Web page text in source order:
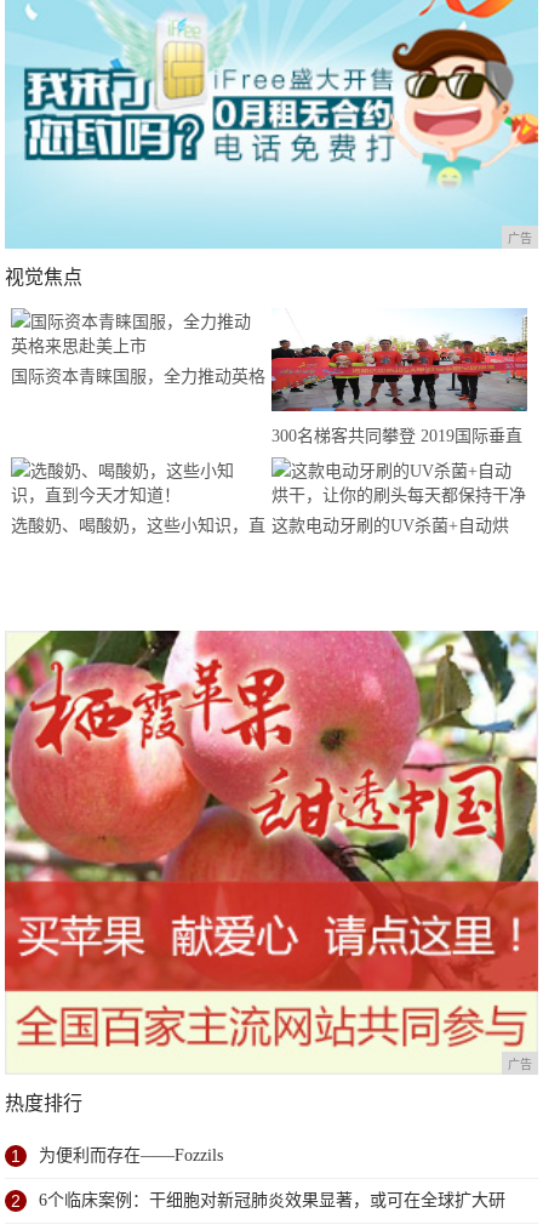
广告
视觉焦点
国际资本青睐国服，全力推动英格
300名梯客共同攀登 2019国际垂直
马拉松超级精英赛顺德海骏达中心
站欢乐开跑
选酸奶、喝酸奶，这些小知识，直 这款电动牙刷的UV杀菌+自动烘
广告
热度排行
1 为便利而存在——Fozzils
2 6个临床案例：干细胞对新冠肺炎效果显著，或可在全球扩大研